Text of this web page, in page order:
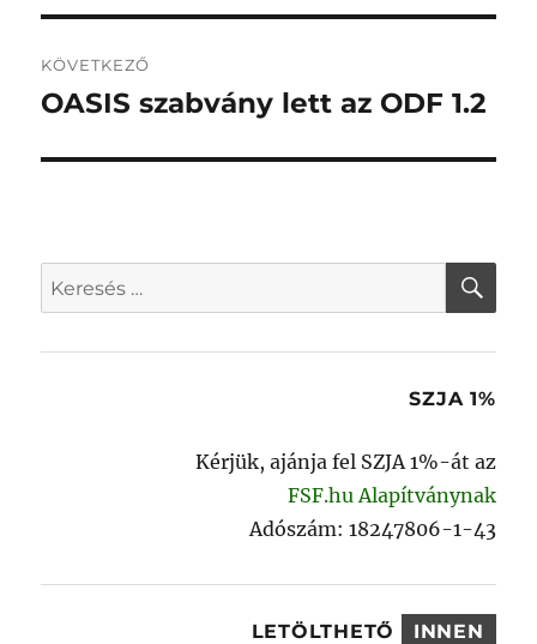
KÖVETKEZŐ
Következő
OASIS szabvány lett az ODF 1.2
Keresés
a
SZJA 1%
Kérjük, ajánja fel SZJA 1%-át az
FSF.hu Alapítványnak
Adószám: 18247806-1-43
LETÖLTHETŐ INNEN